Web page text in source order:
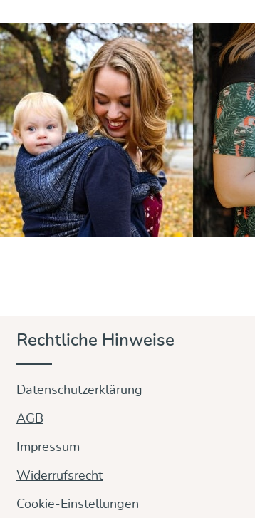
Rechtliche Hinweise
Datenschutzerklärung
AGB
Impressum
Widerrufsrecht
Cookie-Einstellungen